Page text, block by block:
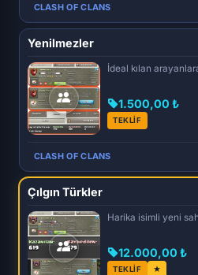
CLASH OF CLANS
Yenilmezler
İdeal kılan
1.500,00 ₺
TEKLİF
CLASH OF CLANS
Çılgın Türkler
Harika isimli yeni
12.000,00 ₺
TEKLİF ★